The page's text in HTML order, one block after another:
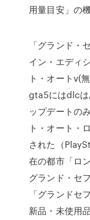
用量目安」の
「グランド・
イン・エディ
ト・オートv(
gta5にはdlcは
ップデートの
ト・オート・
された（
在の都市「ロ
グランド・セ
「グランドセ
新品・未使用